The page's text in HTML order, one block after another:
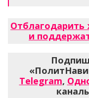
Отблагодарить
и
Telegram,